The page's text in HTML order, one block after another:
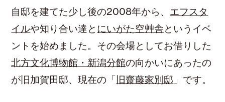
自邸を建てた少し後の2008年から、 エフスタ
イルや知り合い達と にいがた空艸舎というイベ
ントを始めました。その会場としてお借りした
北方文化博物館・新潟分館の向かいにあったの
が旧加賀田邸、現在の「旧齋藤家別邸 」です。